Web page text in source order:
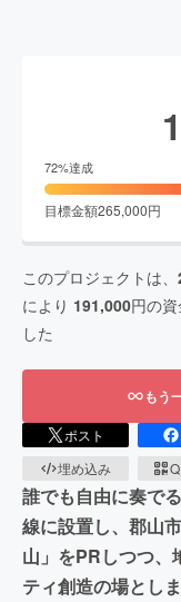
72%達成
目標金額265,000円
このプロジェクトは、
により 191,000円の資
した
もう
ポスト
埋め込み
誰でも自由に奏で
線に設置し、郡山
山」をPRしつつ、
ティ創造の場としま